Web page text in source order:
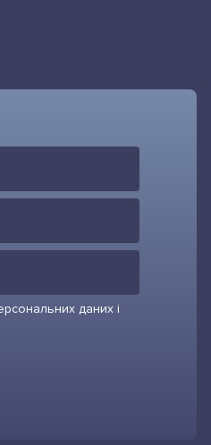
даних і